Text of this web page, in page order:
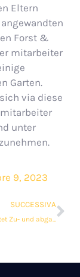
Eltern
Forst &
mitarbeiter
Garten.
via diese
unter
9, 2023
SUCCESSIVA
Had been Bedeutet Zu- und abgang In Slots Inoffizieller mitarbeiter Anno 2021?